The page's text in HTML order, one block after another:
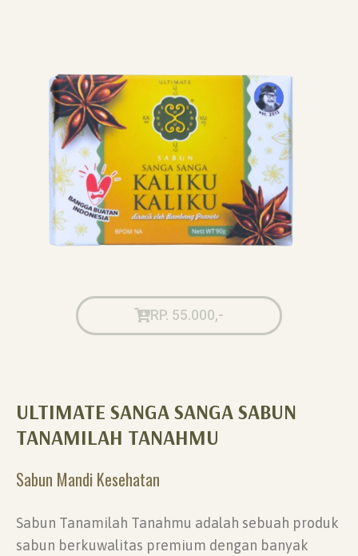
RP. 55.000,-
ULTIMATE SANGA SANGA SABUN
TANAMILAH TANAHMU
Sabun Mandi Kesehatan
Sabun Tanamilah Tanahmu adalah sebuah produk
sabun berkuwalitas premium dengan banyak